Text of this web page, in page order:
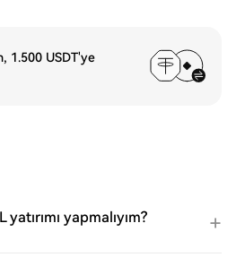
1.500 USDT'ye
yapmalıyım?